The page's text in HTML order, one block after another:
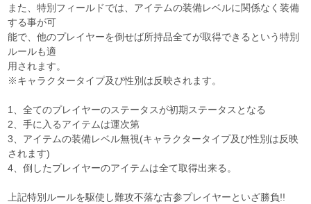
また、特別フィールドでは、アイテムの装備レベルに関係なく装備
する事が可
能で、他のプレイヤーを倒せば所持品全てが取得できるという特別
ルールも適
用されます。
※キャラクタータイプ及び性別は反映されます。
1、全てのプレイヤーのステータスが初期ステータスとなる
2、手に入るアイテムは運次第
3、アイテムの装備レベル無視(キャラクタータイプ及び性別は反映
されます)
4、倒したプレイヤーのアイテムは全て取得出来る。
上記特別ルールを駆使し難攻不落な古参プレイヤーといざ勝負!!